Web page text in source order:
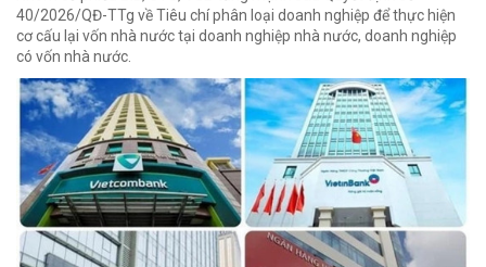
40/2026/QĐ-TTg về Tiêu chí phân loại doanh nghiệp để thực hiện
cơ cấu lại vốn nhà nước tại doanh nghiệp nhà nước, doanh nghiệp
có vốn nhà nước.